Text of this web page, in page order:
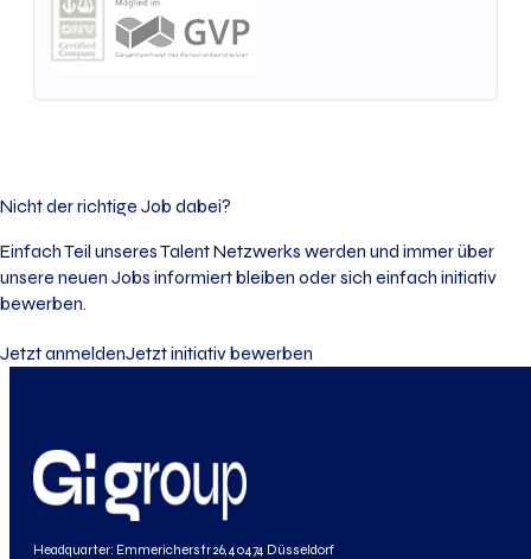
Nicht der richtige Job dabei?
Einfach Teil unseres Talent Netzwerks werden und immer über
unsere neuen Jobs informiert bleiben oder sich einfach initiativ
bewerben.
Jetzt anmeldenJetzt initiativ bewerben
Headquarter: Emmericherstr 26, 40474 Düsseldorf